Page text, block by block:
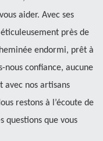
aider. Avec ses
près de
endormi, prêt à
nous confiance, aucune
avec nos artisans
restons à l’écoute de
questions que vous